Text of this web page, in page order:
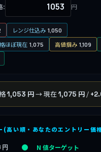
: 円
レンジ仕込み 1,050
ほぼ現在 1,075 高値掴み 1,109
1,053 円→ 現在1,075 円 /
(高い順・あなたのエントリー価
円 N 値ターゲット